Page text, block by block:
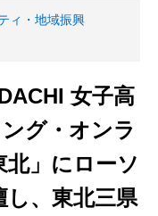
ィ・地域振興
女子高
グ・オンラ
」にローソ
し、東北三県